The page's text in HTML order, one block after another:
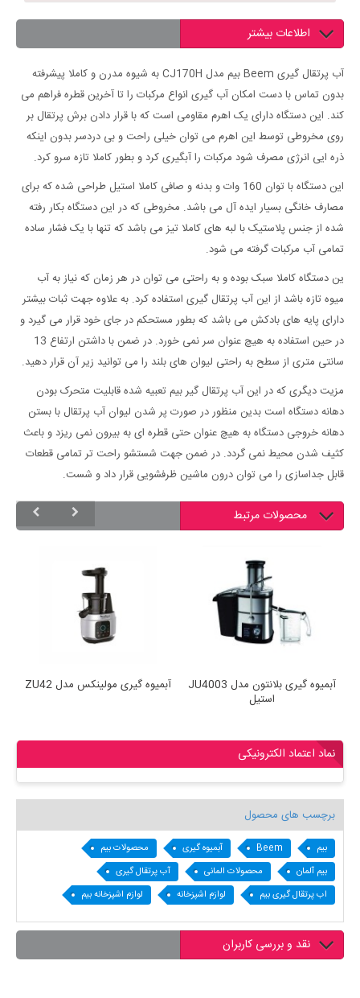
اطلاعات بیشتر
آب پرتقال گیری Beem بیم مدل CJ170H به شیوه مدرن و کاملا پیشرفته
بدون تماس با دست امکان آب گیری انواع مرکبات را تا آخرین قطره فراهم می
کند. این دستگاه دارای یک اهرم مقاومی است که با قرار دادن برش پرتقال بر
روی مخروطی توسط این اهرم می توان خیلی راحت و بی دردسر بدون اینکه
ذره ایی انرژی مصرف شود مرکبات را آبگیری کرد و بطور کاملا تازه سرو کرد.
این دستگاه با توان 160 وات و بدنه و صافی کاملا استیل طراحی شده که برای
مصارف خانگی بسیار ایده آل می باشد. مخروطی که در این دستگاه بکار رفته
شده از جنس پلاستیک با لبه های کاملا تیز می باشد که تنها با یک فشار ساده
تمامی آب مرکبات گرفته می شود.
ین دستگاه کاملا سبک بوده و به راحتی می توان در هر زمان که نیاز به آب
میوه تازه باشد از این آب پرتقال گیری استفاده کرد. به علاوه جهت ثبات بیشتر
دارای پایه های بادکش می باشد که بطور مستحکم در جای خود قرار می گیرد و
در حین استفاده به هیچ عنوان سر نمی خورد. در ضمن با داشتن ارتفاع 13
سانتی متری از سطح به راحتی لیوان های بلند را می توانید زیر آن قرار دهید.
مزیت دیگری که در این آب پرتقال گیر بیم تعبیه شده قابلیت متحرک بودن
دهانه دستگاه است بدین منظور در صورت پر شدن لیوان آب پرتقال با بستن
دهانه خروجی دستگاه به هیچ عنوان حتی قطره ای به بیرون نمی ریزد و باعث
کثیف شدن محیط نمی گردد. در ضمن جهت شستشو راحت تر تمامی قطعات
قابل جداسازی را می توان درون ماشین ظرفشویی قرار داد و شست.
محصولات مرتبط
آبمیوه گیری مولینکس مدل ZU42
آبمیوه گیری بلانتون مدل JU4003
استیل
نماد اعتماد الکترونیکی
برچسب های محصول
بیم Beem آبمیوه گیری
محصولات بیم
بیم آلمان
محصولات المانی
آب پرتقال گیری
اب پرتقال گیری بیم
لوازم اشپزخانه لوازم اشپزخانه بیم
نقد و بررسی کاربران